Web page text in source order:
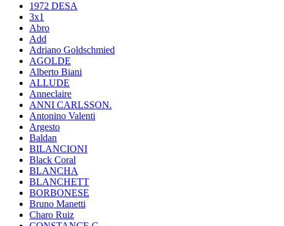
1972 DESA
3x1
Abro
Add
Adriano Goldschmied
AGOLDE
Alberto Biani
ALLUDE
Anneclaire
ANNI CARLSSON.
Antonino Valenti
Argesto
Baldan
BILANCIONI
Black Coral
BLANCHA
BLANCHETT
BORBONESE
Bruno Manetti
Charo Ruiz